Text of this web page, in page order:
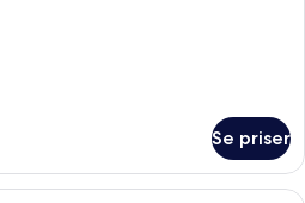
Se priser